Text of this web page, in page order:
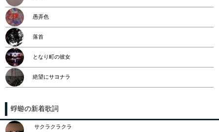
愚弄色
落首
となり町の彼女
絶望にサヨナラ
蜉蝣の新着歌詞
サクラクラクラ